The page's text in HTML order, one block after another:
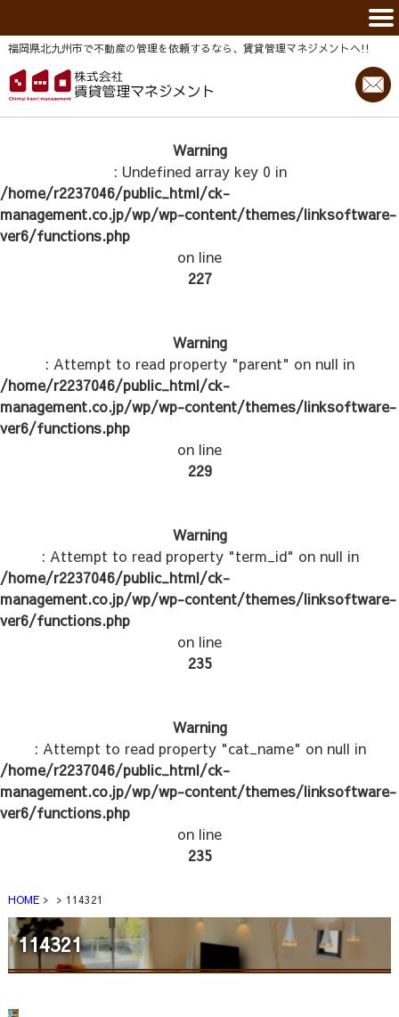
福岡県北九州市で不動産の管理を依頼するなら、賃貸管理マネジメントヘ!!
Warning
: Undefined array key 0 in
/home/r2237046/public_html/ck-
management.co.jp/wp/wp-content/themes/linksoftware-
ver6/functions.php
on line
227
Warning
: Attempt to read property "parent" on null in
/home/r2237046/public_html/ck-
management.co.jp/wp/wp-content/themes/linksoftware-
ver6/functions.php
on line
229
Warning
: Attempt to read property "term_id" on null in
/home/r2237046/public_html/ck-
management.co.jp/wp/wp-content/themes/linksoftware-
ver6/functions.php
on line
235
Warning
: Attempt to read property "cat_name" on null in
/home/r2237046/public_html/ck-
management.co.jp/wp/wp-content/themes/linksoftware-
ver6/functions.php
on line
235
HOME 114321
114321